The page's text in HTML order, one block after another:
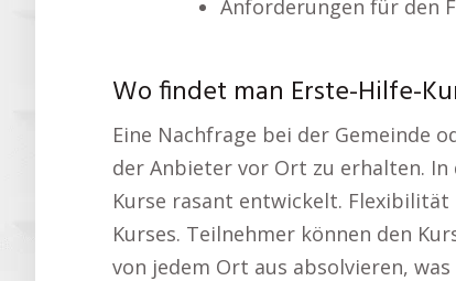
Anforderungen für den
Wo findet man Erste-Hilfe-
Eine Nachfrage bei der Gemeinde
der Anbieter vor Ort zu erhalten. In
Kurse rasant entwickelt.
Kurses. Teilnehmer können den
von jedem Ort aus absolvieren,